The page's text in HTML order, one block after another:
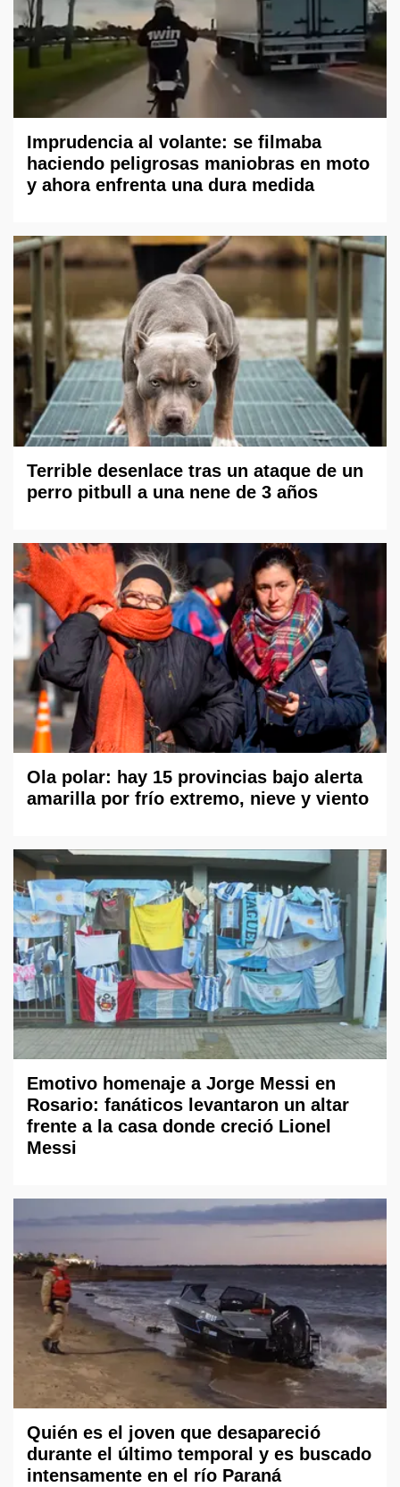
Imprudencia al volante: se filmaba
haciendo peligrosas maniobras en moto
y ahora enfrenta una dura medida
Terrible desenlace tras un ataque de un
perro pitbull a una nene de 3 años
Ola polar: hay 15 provincias bajo alerta
amarilla por frío extremo, nieve y viento
Emotivo homenaje a Jorge Messi en
Rosario: fanáticos levantaron un altar
frente a la casa donde creció Lionel
Messi
Quién es el joven que desapareció
durante el último temporal y es buscado
intensamente en el río Paraná